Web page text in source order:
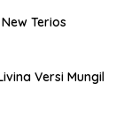
Terios
Versi Mungil